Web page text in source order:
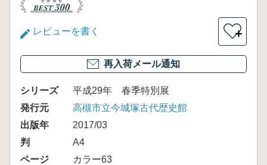
レビューを書く ＋
再入荷メール通知
シリーズ
平成29年 春季特別展
発行元
高槻市立今城塚古代歴史館
出版年
2017/03
判
A4
ページ
カラー63